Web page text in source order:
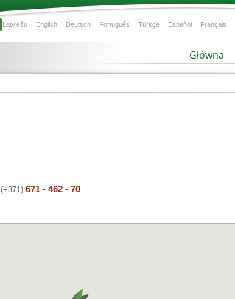
Latviešu English Deutsch Português Türkçe Español Français
Główna
(+371) 671 - 462 - 70